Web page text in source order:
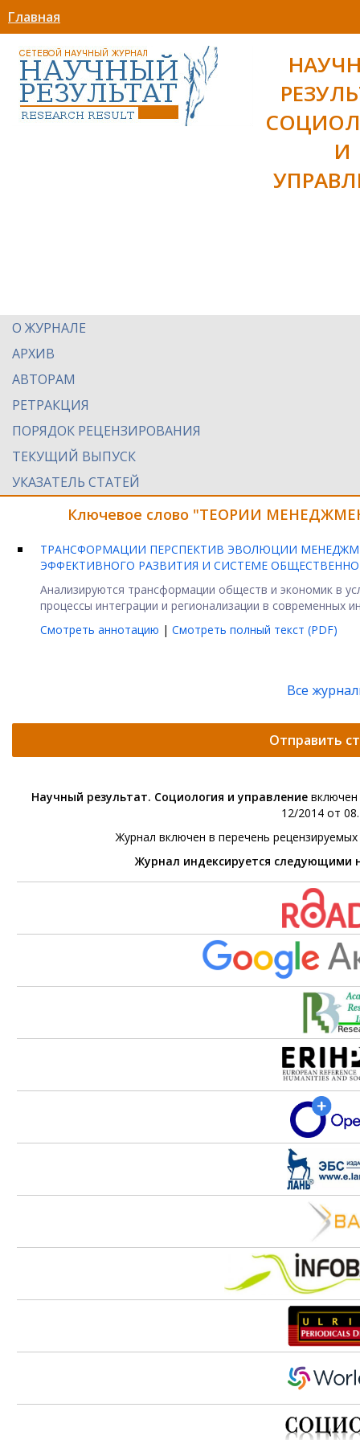
Главная
И
О ЖУРНАЛЕ
АРХИВ
АВТОРАМ
РЕТРАКЦИЯ
ПОРЯДОК РЕЦЕНЗИРОВАНИЯ
ТЕКУЩИЙ ВЫПУСК
УКАЗАТЕЛЬ СТАТЕЙ
Ключевое слово "ТЕОРИИ
ТРАНСФОРМАЦИИ ПЕРСПЕКТИВ ЭВОЛЮЦИИ
ЭФФЕКТИВНОГО РАЗВИТИЯ И СИСТЕМЕ
Анализируются трансформации обществ и экономик в
процессы интеграции и регионализации в современных
Смотреть аннотацию | Смотреть полный текст (PDF)
Все
Отправить
Научный результат. Социология и управление
12/2014 от
Журнал включен в перечень
Журнал индексируется